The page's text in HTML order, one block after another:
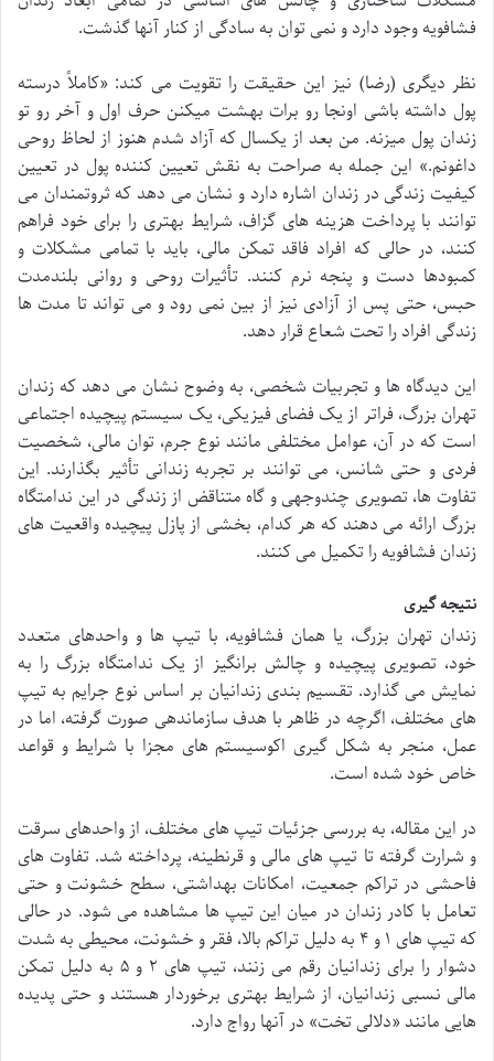
فشافویه وجود دارد و نمی توان به سادگی از کنار آنها گذشت.
نظر دیگری (رضا) نیز این حقیقت را تقویت می کند: «کاملاً درسته
پول داشته باشی اونجا رو برات بهشت میکنن حرف اول و آخر رو تو
زندان پول میزنه. من بعد از یکسال که آزاد شدم هنوز از لحاظ روحی
داغونم.» این جمله به صراحت به نقش تعیین کننده پول در تعیین
کیفیت زندگی در زندان اشاره دارد و نشان می دهد که ثروتمندان می
توانند با پرداخت هزینه های گزاف، شرایط بهتری را برای خود فراهم
کنند، در حالی که افراد فاقد تمکن مالی، باید با تمامی مشکلات و
کمبودها دست و پنجه نرم کنند. تأثیرات روحی و روانی بلندمدت
حبس، حتی پس از آزادی نیز از بین نمی رود و می تواند تا مدت ها
زندگی افراد را تحت شعاع قرار دهد.
این دیدگاه ها و تجربیات شخصی، به وضوح نشان می دهد که زندان
تهران بزرگ، فراتر از یک فضای فیزیکی، یک سیستم پیچیده اجتماعی
است که در آن، عوامل مختلفی مانند نوع جرم، توان مالی، شخصیت
فردی و حتی شانس، می توانند بر تجربه زندانی تأثیر بگذارند. این
تفاوت ها، تصویری چندوجهی و گاه متناقض از زندگی در این ندامتگاه
بزرگ ارائه می دهند که هر کدام، بخشی از پازل پیچیده واقعیت های
زندان فشافویه را تکمیل می کنند.
نتیجه گیری
زندان تهران بزرگ، یا همان فشافویه، با تیپ ها و واحدهای متعدد
خود، تصویری پیچیده و چالش برانگیز از یک ندامتگاه بزرگ را به
نمایش می گذارد. تقسیم بندی زندانیان بر اساس نوع جرایم به تیپ
های مختلف، اگرچه در ظاهر با هدف سازماندهی صورت گرفته، اما در
عمل، منجر به شکل گیری اکوسیستم های مجزا با شرایط و قواعد
خاص خود شده است.
در این مقاله، به بررسی جزئیات تیپ های مختلف، از واحدهای سرقت
و شرارت گرفته تا تیپ های مالی و قرنطینه، پرداخته شد. تفاوت های
فاحشی در تراکم جمعیت، امکانات بهداشتی، سطح خشونت و حتی
تعامل با کادر زندان در میان این تیپ ها مشاهده می شود. در حالی
که تیپ های ۱ و ۴ به دلیل تراکم بالا، فقر و خشونت، محیطی به شدت
دشوار را برای زندانیان رقم می زنند، تیپ های ۲ و ۵ به دلیل تمکن
مالی نسبی زندانیان، از شرایط بهتری برخوردار هستند و حتی پدیده
هایی مانند «دلالی تخت» در آنها رواج دارد.